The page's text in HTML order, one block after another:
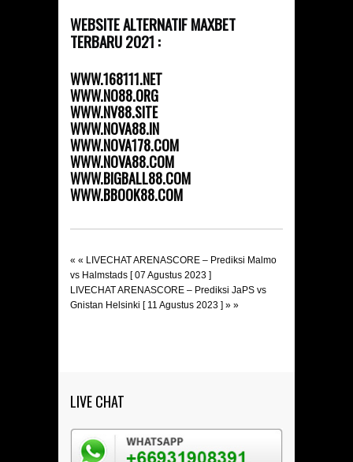
WEBSITE ALTERNATIF MAXBET
TERBARU 2021 :
WWW.168111.NET
WWW.NO88.ORG
WWW.NV88.SITE
WWW.NOVA88.IN
WWW.NOVA178.COM
WWW.NOVA88.COM
WWW.BIGBALL88.COM
WWW.BBOOK88.COM
« « LIVECHAT ARENASCORE – Prediksi Malmo
vs Halmstads [ 07 Agustus 2023 ]
LIVECHAT ARENASCORE – Prediksi JaPS vs
Gnistan Helsinki [ 11 Agustus 2023 ] » »
LIVE CHAT